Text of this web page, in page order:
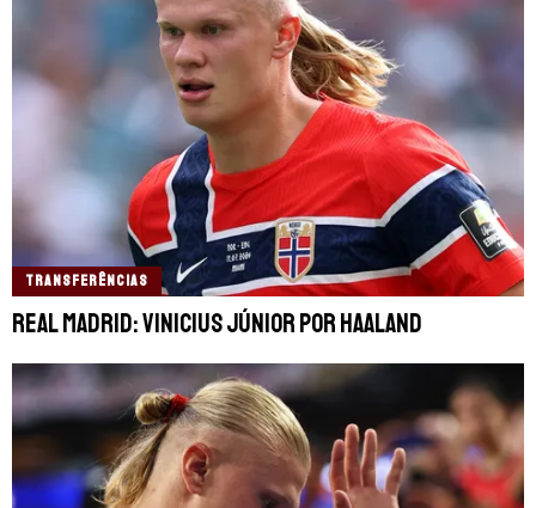
TRANSFERÊNCIAS
Real Madrid: Vinicius Júnior por Haaland